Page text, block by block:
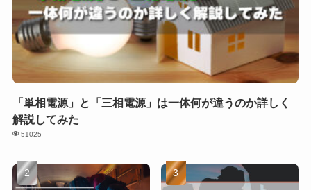
「単相電源」と「三相電源」は一体何が違うのか詳しく
解説してみた
51025